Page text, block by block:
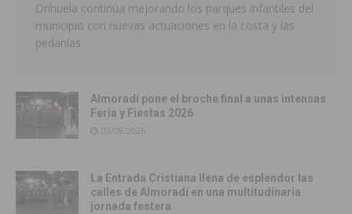
Orihuela continúa mejorando los parques infantiles del
municipio con nuevas actuaciones en la costa y las
pedanías
Almoradí pone el broche final a unas intensas
Feria y Fiestas 2026
03/08/2026
La Entrada Cristiana llena de esplendor las
calles de Almoradí en una multitudinaria
jornada festera